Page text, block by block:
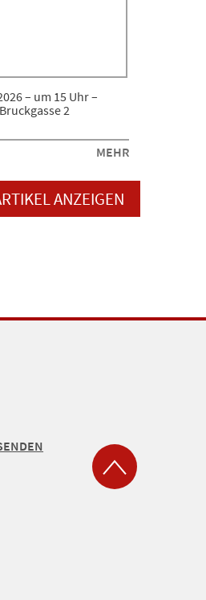
– um 15 Uhr –
2
MEHR
ANZEIGEN